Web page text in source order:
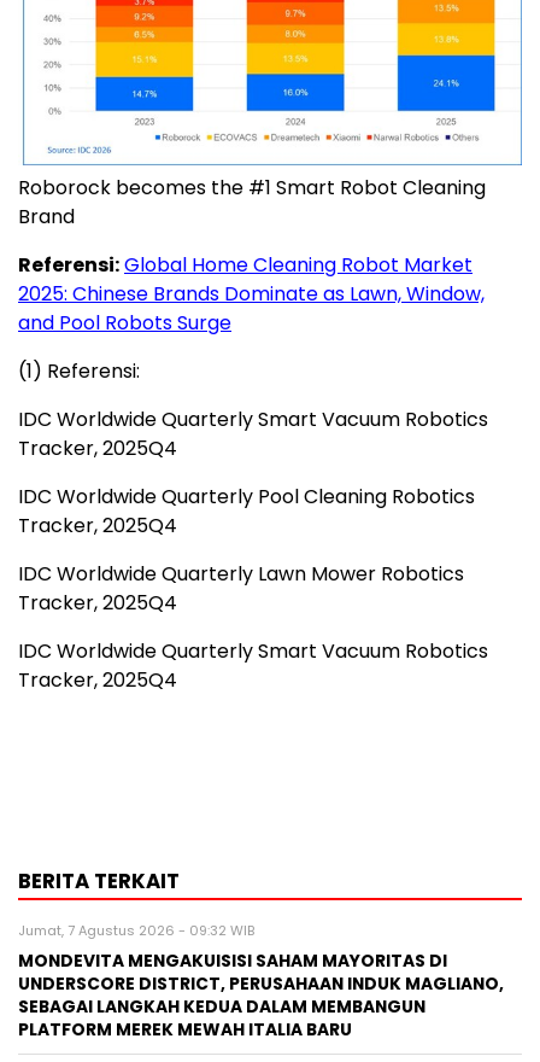
Roborock becomes the #1 Smart Robot Cleaning
Brand
Referensi:Global Home Cleaning Robot Market
2025: Chinese Brands Dominate as Lawn, Window,
and Pool Robots Surge
(1) Referensi:
IDC Worldwide Quarterly Smart Vacuum Robotics
Tracker, 2025Q4
IDC Worldwide Quarterly Pool Cleaning Robotics
Tracker, 2025Q4
IDC Worldwide Quarterly Lawn Mower Robotics
Tracker, 2025Q4
IDC Worldwide Quarterly Smart Vacuum Robotics
Tracker, 2025Q4
BERITA TERKAIT
Jumat, 7 Agustus 2026 - 09:32 WIB
MONDEVITA MENGAKUISISI SAHAM MAYORITAS DI
UNDERSCORE DISTRICT, PERUSAHAAN INDUK MAGLIANO,
SEBAGAI LANGKAH KEDUA DALAM MEMBANGUN
PLATFORM MEREK MEWAH ITALIA BARU